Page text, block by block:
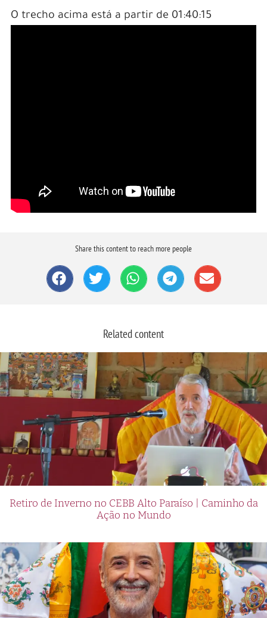
O trecho acima está a partir de 01:40:15
Share this content to reach more people
Related content
Retiro de Inverno no CEBB Alto Paraíso | Caminho da
Ação no Mundo